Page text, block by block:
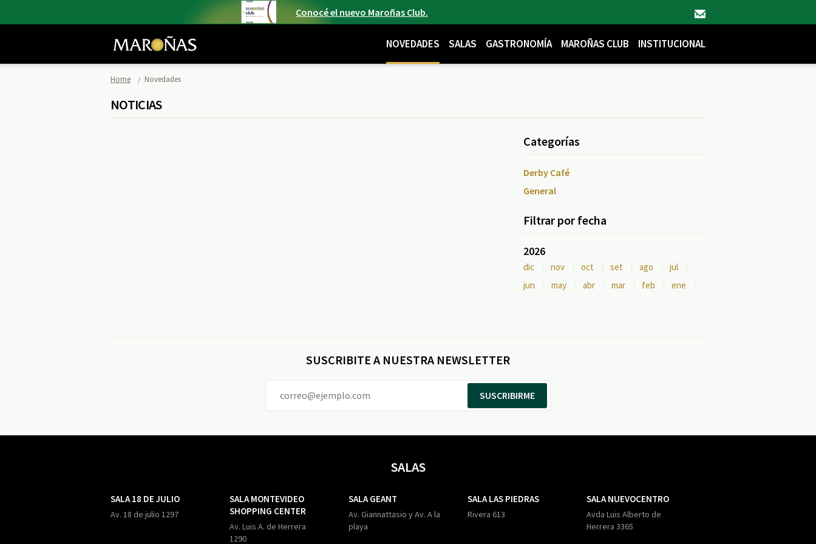
Conocé el nuevo Maroñas Club.
NOVEDADES SALAS GASTRONOMÍA MAROÑAS CLUB INSTITUCIONAL
Home Novedades
NOTICIAS
Categorías
Derby Café
General
Filtrar por fecha
2026
dic nov oct set ago
jul
jun
may abr mar feb ene
SUSCRIBITE A NUESTRA NEWSLETTER
SUSCRIBIRME
SALAS
SALA 18 DE JULIO
Av. 18 de julio 1297
SALA MONTEVIDEO
SHOPPING CENTER
Av. Luis A. de Herrera
1290
SALA GEANT
Av. Giannattasio y Av. A la
playa
SALA LAS PIEDRAS
Rivera 613
SALA NUEVOCENTRO
Avda Luis Alberto de
Herrera 3365